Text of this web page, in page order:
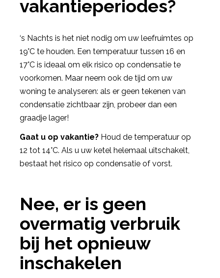
vakantieperiodes?
‘s Nachts is het niet nodig om uw leefruimtes op
19°C te houden. Een temperatuur tussen 16 en
17°C is ideaal om elk risico op condensatie te
voorkomen. Maar neem ook de tijd om uw
woning te analyseren: als er geen tekenen van
condensatie zichtbaar zijn, probeer dan een
graadje lager!
Gaat u op vakantie? Houd de temperatuur op
12 tot 14°C. Als u uw ketel helemaal uitschakelt,
bestaat het risico op condensatie of vorst.
Nee, er is geen
overmatig verbruik
bij het opnieuw
inschakelen